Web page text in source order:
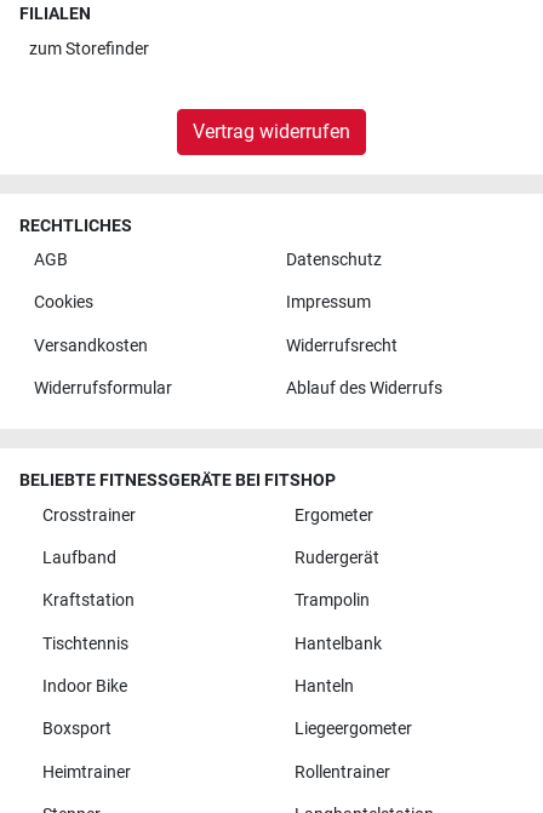
FILIALEN
zumStorefinder
Vertrag widerrufen
RECHTLICHES
AGB
Datenschutz
Cookies Impressum
Versandkosten Widerrufsrecht
Widerrufsformular Ablauf des Widerrufs
BELIEBTE FITNESSGERÄTE BEI FITSHOP
Crosstrainer
Ergometer
Laufband Rudergerät
Kraftstation Trampolin
Tischtennis Hantelbank
Indoor Bike Hanteln
Boxsport Liegeergometer
Heimtrainer Rollentrainer